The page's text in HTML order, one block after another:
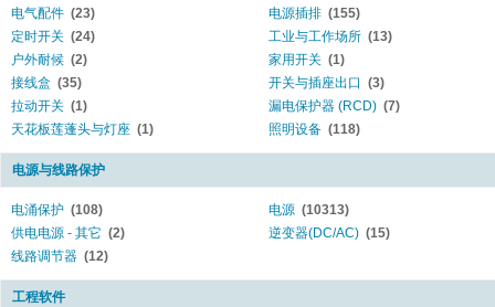
电气配件 (23) 电源插排 (155)
定时开关 (24) 工业与工作场所 (13)
户外耐候 (2) 家用开关 (1)
接线盒 (35) 开关与插座出口 (3)
拉动开关 (1) 漏电保护器 (RCD) (7)
天花板莲蓬头与灯座 (1) 照明设备 (118)
电源与线路保护
电涌保护 (108) 电源 (10313)
供电电源 - 其它 (2) 逆变器(DC/AC) (15)
线路调节器 (12)
工程软件